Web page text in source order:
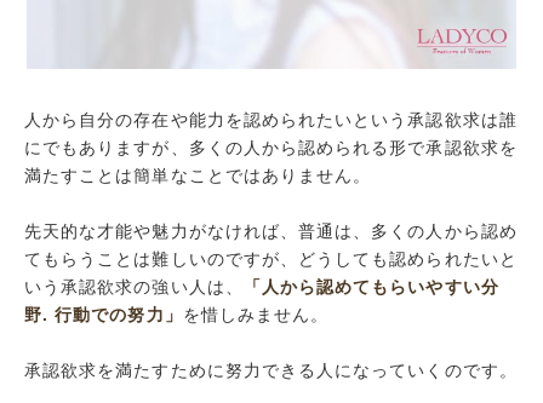
人から自分の存在や能力を認められたいという承認欲求は誰
にでもありますが、多くの人から認められる形で承認欲求を
満たすことは簡単なことではありません。
先天的な才能や魅力がなければ、普通は、多くの人から認め
てもらうことは難しいのですが、どうしても認められたいと
いう承認欲求の強い人は、
「人から認めてもらいやすい分
野. 行動での努力」 を惜しみません。
承認欲求を満たすために努力できる人になっていくのです。